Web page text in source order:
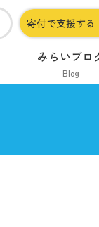
寄付で支援する
みらいブロ
Blog